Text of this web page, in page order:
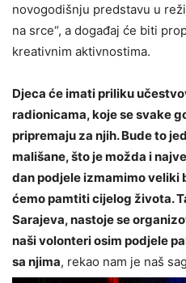
novogodišnju predstavu u
na srce“, a događaj će biti
kreativnim aktivnostima.
Djeca će imati priliku
radionicama, koje se svake
pripremaju za njih. Bude to
mališane, što je možda i
dan podjele izmamimo veliki
ćemo pamtiti cijelog života.
Sarajeva, nastoje se
naši volonteri osim podjele
sa njima, rekao nam je naš